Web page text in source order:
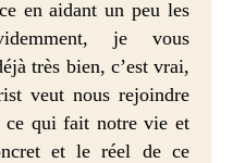
en aidant un peu les
je vous
très bien, c’est vrai,
veut nous rejoindre
ce qui fait notre vie et
et le réel de ce